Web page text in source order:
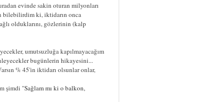
evinde sakin oturan milyonları
bilebilirdim ki, iktidarın onca
olduklarını, gözlerinin (kalp
umutsuzluğa kapılmayacağım
bugünlerin hikayesini...
% 45'in iktidarı olsunlar onlar,
şimdi "Sağlam mı ki o balkon,